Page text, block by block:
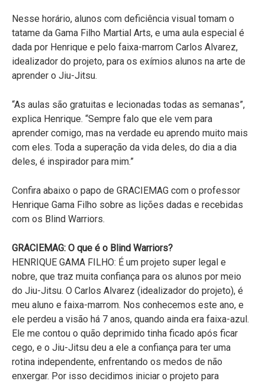
Nesse horário, alunos com deficiência visual tomam o
tatame da Gama Filho Martial Arts, e uma aula especial é
dada por Henrique e pelo faixa-marrom Carlos Alvarez,
idealizador do projeto, para os exímios alunos na arte de
aprender o Jiu-Jitsu.
“As aulas são gratuitas e lecionadas todas as semanas”,
explica Henrique. “Sempre falo que ele vem para
aprender comigo, mas na verdade eu aprendo muito mais
com eles. Toda a superação da vida deles, do dia a dia
deles, é inspirador para mim.”
Confira abaixo o papo de GRACIEMAG com o professor
Henrique Gama Filho sobre as lições dadas e recebidas
com os Blind Warriors.
GRACIEMAG: O que é o Blind Warriors?
HENRIQUE GAMA FILHO: É um projeto super legal e
nobre, que traz muita confiança para os alunos por meio
do Jiu-Jitsu. O Carlos Alvarez (idealizador do projeto), é
meu aluno e faixa-marrom. Nos conhecemos este ano, e
ele perdeu a visão há 7 anos, quando ainda era faixa-azul.
Ele me contou o quão deprimido tinha ficado após ficar
cego, e o Jiu-Jitsu deu a ele a confiança para ter uma
rotina independente, enfrentando os medos de não
enxergar. Por isso decidimos iniciar o projeto para